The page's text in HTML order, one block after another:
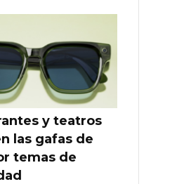
y teatros
las gafas de
temas de